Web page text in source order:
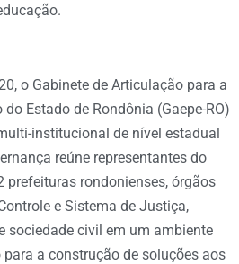
o Gabinete de Articulação para a
Estado de Rondônia (Gaepe-RO)
institucional de nível estadual
reúne representantes do
prefeituras rondonienses, órgãos
e Sistema de Justiça,
sociedade civil em um ambiente
a construção de soluções aos